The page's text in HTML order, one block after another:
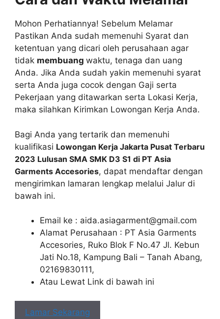
Mohon Perhatiannya! Sebelum Melamar
Pastikan Anda sudah memenuhi Syarat dan
ketentuan yang dicari oleh perusahaan agar
tidak membuang waktu, tenaga dan uang
Anda. Jika Anda sudah yakin memenuhi syarat
serta Anda juga cocok dengan Gaji serta
Pekerjaan yang ditawarkan serta Lokasi Kerja,
maka silahkan Kirimkan Lowongan Kerja Anda.
Bagi Anda yang tertarik dan memenuhi
kualifikasi Lowongan Kerja Jakarta Pusat Terbaru
2023 Lulusan SMA SMK D3 S1 di PT Asia
Garments Accesories, dapat mendaftar dengan
mengirimkan lamaran lengkap melalui Jalur di
bawah ini.
Email ke : aida.asiagarment@gmail.com
Alamat Perusahaan : PT Asia Garments
Accesories, Ruko Blok F No.47 Jl. Kebun
Jati No.18, Kampung Bali – Tanah Abang,
02169830111,
Atau Lewat Link di bawah ini
Lamar Sekarang